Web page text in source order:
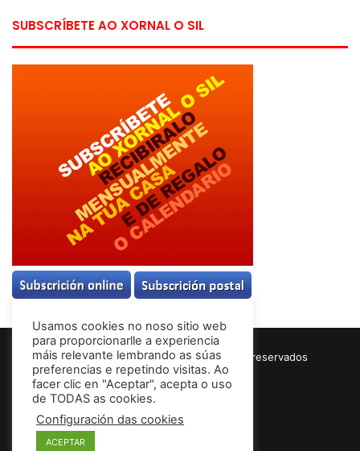
SUBSCRÍBETE AO XORNAL O SIL
© Copyright 2026, Todos los derechos reservados
Términos & Condiciones
Usamos cookies no noso sitio web
para proporcionarlle a experiencia
máis relevante lembrando as súas
preferencias e repetindo visitas. Ao
facer clic en "Aceptar", acepta o uso
de TODAS as cookies.
Configuración das cookies
ACEPTAR